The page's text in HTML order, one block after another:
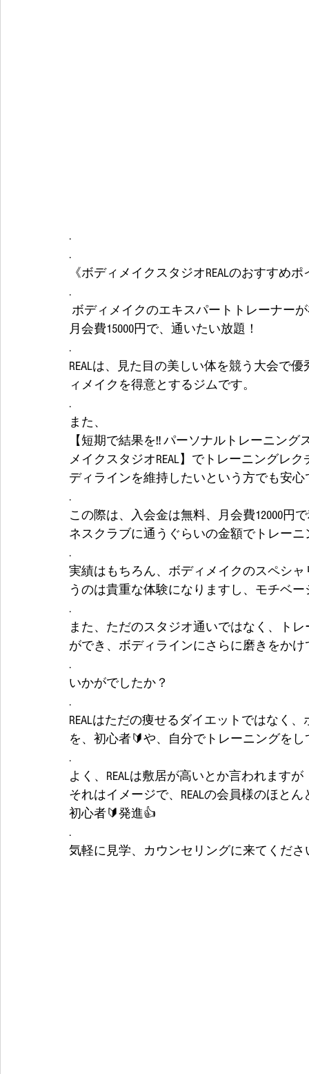
.
.
《ボディメイクスタジオREALのおすすめ
.
ボディメイクのエキスパートトレーナー
月会費15000円で、通いたい放題！
.
REALは、見た目の美しい体を競う大会で
ィメイクを得意とするジムです。
.
また、
【短期で結果を‼️ パーソナルトレーニン
メイクスタジオREAL】でトレーニングレ
ディラインを維持したいという方でも安心
.
この際は、入会金は無料、月会費12000円
ネスクラブに通うぐらいの金額でトレー
.
実績はもちろん、ボディメイクのスペシ
うのは貴重な体験になりますし、モチベ
.
また、ただのスタジオ通いではなく、ト
ができ、ボディラインにさらに磨きをか
.
いかがでしたか？
.
REALはただの痩せるダイエットではなく
を、初心者🔰や、自分でトレーニングを
.
よく、REALは敷居が高いとか言われますが
それはイメージで、REALの会員様のほとん
初心者🔰発進👍
.
気軽に見学、カウンセリングに来てくださ